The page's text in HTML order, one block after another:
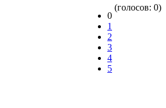
0
1
2
3
4
5
(голосов: 0)